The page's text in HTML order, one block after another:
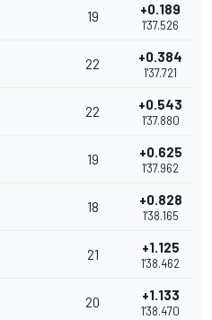
19 +0.189
1'37.526
22 +0.384
1'37.721
22 +0.543
1'37.880
19 +0.625
1'37.962
18 +0.828
1'38.165
21 +1.125
1'38.462
20 +1.133
1'38.470